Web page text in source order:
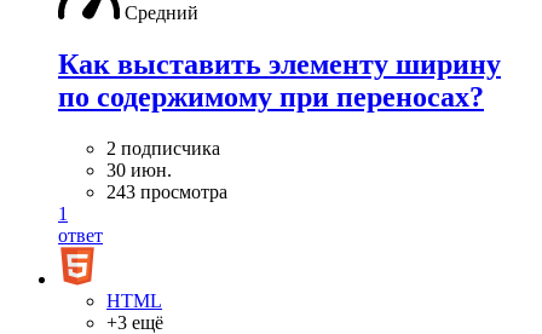
Средний
Как выставить элементу ширину
по содержимому при переносах?
2 подписчика
30 июн.
243 просмотра
1
ответ
HTML
+3 ещё